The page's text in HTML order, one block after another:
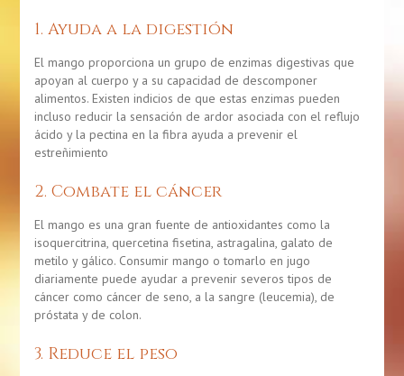
1. Ayuda a la digestión
El mango proporciona un grupo de enzimas digestivas que
apoyan al cuerpo y a su capacidad de descomponer
alimentos. Existen indicios de que estas enzimas pueden
incluso reducir la sensación de ardor asociada con el reflujo
ácido y la pectina en la fibra ayuda a prevenir el
estreñimiento
2. Combate el cáncer
El mango es una gran fuente de antioxidantes como la
isoquercitrina, quercetina fisetina, astragalina, galato de
metilo y gálico. Consumir mango o tomarlo en jugo
diariamente puede ayudar a prevenir severos tipos de
cáncer como cáncer de seno, a la sangre (leucemia), de
próstata y de colon.
3. Reduce el peso